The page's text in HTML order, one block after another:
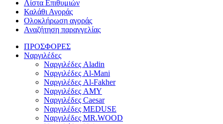
Λίστα Επιθυμιών
Καλάθι Αγοράς
Ολοκλήρωση αγοράς
Αναζήτηση παραγγελίας
ΠΡΟΣΦΟΡΕΣ
Ναργιλέδες
Ναργιλέδες Aladin
Ναργιλέδες Al-Mani
Ναργιλέδες Al-Fakher
Ναργιλέδες AΜΥ
Ναργιλέδες Caesar
Ναργιλέδες MEDUSE
Ναργιλέδες MR.WOOD